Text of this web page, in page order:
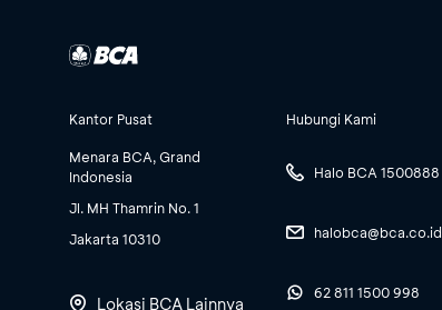
Kantor Pusat
Menara BCA, Grand
Indonesia
Jl. MH Thamrin No. 1
Jakarta 10310
Lokasi BCA Lainnya
Hubungi Kami
Halo BCA 1500888
halobca@bca.co.id
62 811 1500 998